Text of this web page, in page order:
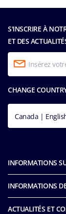
S'INSCRIRE À
ET DES
CHANGE
Canada |
INFORMATIONS
Développement
INFORMATIONS
Avant votre croisière
ACTUALITÉS ET